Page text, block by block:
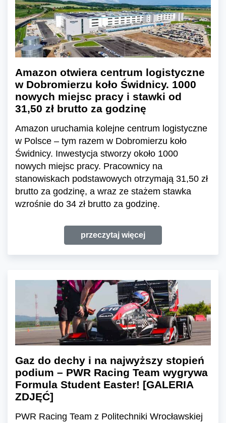
Amazon otwiera centrum logistyczne
w Dobromierzu koło Świdnicy. 1000
nowych miejsc pracy i stawki od
31,50 zł brutto za godzinę
Amazon uruchamia kolejne centrum logistyczne
w Polsce – tym razem w Dobromierzu koło
Świdnicy. Inwestycja stworzy około 1000
nowych miejsc pracy. Pracownicy na
stanowiskach podstawowych otrzymają 31,50 zł
brutto za godzinę, a wraz ze stażem stawka
wzrośnie do 34 zł brutto za godzinę.
przeczytaj więcej
Gaz do dechy i na najwyższy stopień
podium – PWR Racing Team wygrywa
Formula Student Easter! [GALERIA
ZDJĘĆ]
PWR Racing Team z Politechniki Wrocławskiej